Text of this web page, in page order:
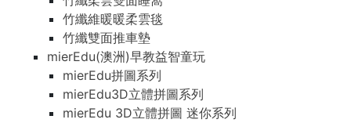
竹纖維暖暖柔雲毯
竹纖雙面推車墊
mierEdu(澳洲)早教益智童玩
mierEdu拼圖系列
mierEdu3D立體拼圖系列
mierEdu 3D立體拼圖 迷你系列